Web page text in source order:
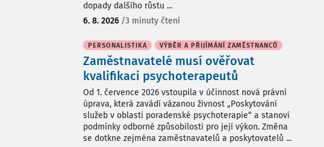
dopady dalšího růstu ...
6. 8. 2026 /3 minuty čtení
PERSONALISTIKA VÝBĚR A PŘIJÍMÁNÍ ZAMĚSTNANCŮ
Zaměstnavatelé musí ověřovat
kvalifikaci psychoterapeutů
Od 1. července 2026 vstoupila v účinnost nová právní
úprava, která zavádí vázanou živnost „Poskytování
služeb v oblasti poradenské psychoterapie“ a stanoví
podmínky odborné způsobilosti pro její výkon. Změna
se dotkne zejména zaměstnavatelů a poskytovatelů ...